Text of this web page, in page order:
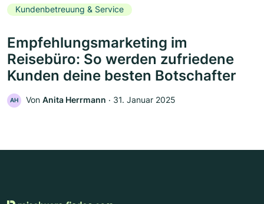
Kundenbetreuung & Service
Empfehlungsmarketing im
Reisebüro: So werden zufriedene
Kunden deine besten Botschafter
AH Von Anita Herrmann ‧ 31. Januar 2025